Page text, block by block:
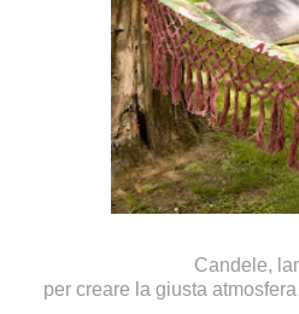
Candele,
per creare la giusta